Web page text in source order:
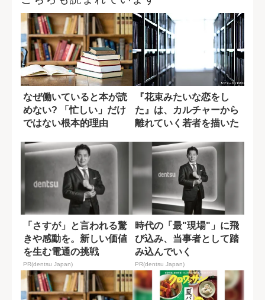
なぜ働いていると本が読
めない? 「忙しい」だけ
ではない根本的理由
『花束みたいな恋をし
た』は、カルチャーから
離れていく若者を描いた
「さすが」と言われる驚
きや感動を。新しい価値
を生む電通の挑戦
PR(dentsu Japan)
時代の「最"現場"」に飛
び込み、当事者として踏
み込んでいく
PR(dentsu Japan)